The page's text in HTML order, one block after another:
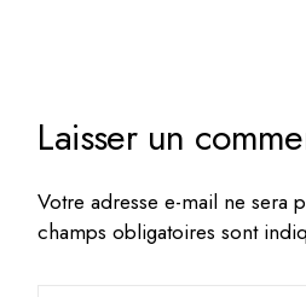
Laisser un
Votre adresse e-mail ne sera
champs obligatoires sont